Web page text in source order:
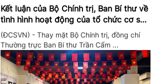
Kết luận của Bộ Chính trị, Ban Bí thư về
tình hình hoạt động của tổ chức cơ sở
đảng trong quý II/2026
(ĐCSVN) - Thay mặt Bộ Chính trị, đồng chí
Thường trực Ban Bí thư Trần Cẩm ...